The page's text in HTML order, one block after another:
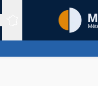
Sites expertis&eacute;s
les nuages se partagent